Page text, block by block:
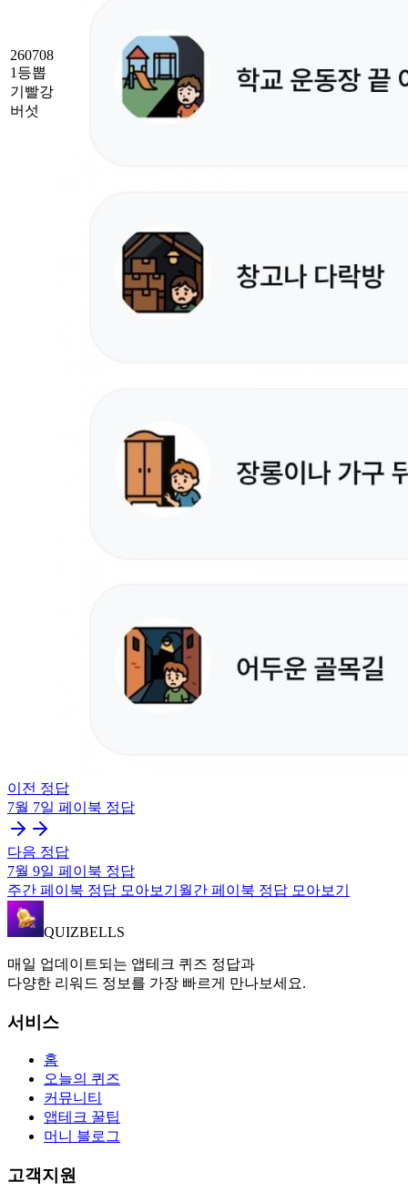
260708
1등뽑
기빨강
버섯
이전 정답
7월 7일 페이북 정답
다음 정답
7월 9일 페이북 정답
주간 페이북 정답 모아보기 월간 페이북 정답 모아보기
QUIZBELLS
매일 업데이트되는 앱테크 퀴즈 정답과
다양한 리워드 정보를 가장 빠르게 만나보세요.
서비스
홈
오늘의 퀴즈
커뮤니티
앱테크 꿀팁
머니 블로그
고객지원